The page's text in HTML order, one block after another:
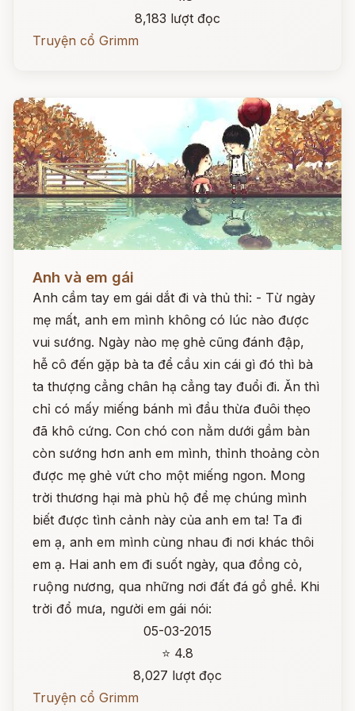
8,183 lượt đọc
Truyện cổ Grimm
Anh và em gái
Anh cầm tay em gái dắt đi và thủ thỉ: - Từ ngày
mẹ mất, anh em mình không có lúc nào được
vui sướng. Ngày nào mẹ ghẻ cũng đánh đập,
hễ cô đến gặp bà ta để cầu xin cái gì đó thì bà
ta thượng cẳng chân hạ cẳng tay đuổi đi. Ăn thì
chỉ có mấy miếng bánh mì đầu thừa đuôi thẹo
đã khô cứng. Con chó con nằm dưới gầm bàn
còn sướng hơn anh em mình, thỉnh thoảng còn
được mẹ ghẻ vứt cho một miếng ngon. Mong
trời thương hại mà phù hộ để mẹ chúng mình
biết được tình cảnh này của anh em ta! Ta đi
em ạ, anh em mình cùng nhau đi nơi khác thôi
em ạ. Hai anh em đi suốt ngày, qua đồng cỏ,
ruộng nương, qua những nơi đất đá gồ ghề. Khi
trời đổ mưa, người em gái nói:
05-03-2015
⭐ 4.8
8,027 lượt đọc
Truyện cổ Grimm